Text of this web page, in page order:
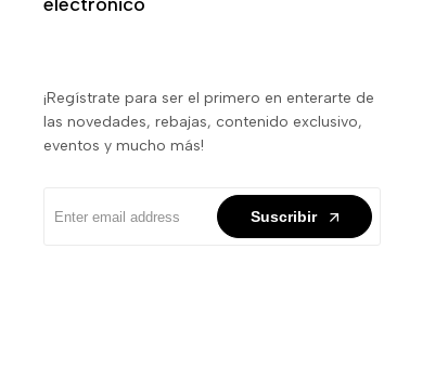
¡Regístrate para ser el primero en enterarte de
las novedades, rebajas, contenido exclusivo,
eventos y mucho más!
Suscribir